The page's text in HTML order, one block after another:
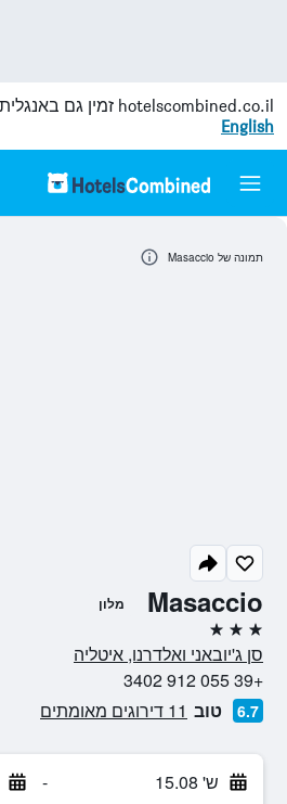
hotelscombined.co.il זמין גם
English
Masaccio מלון
3 כוכבים
סן ג'יובאני ואלדרנו, איטליה
+39 055 912 3402
6.7 טוב 11 דירוגים מאומתים
ש' 15.08 -
תמונה של Masaccio